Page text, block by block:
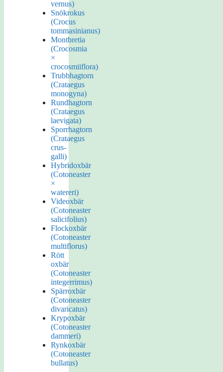
vernus)
Snökrokus
(Crocus
tommasinianus)
Montbretia
(Crocosmia
×
crocosmiiflora)
Trubbhagtorn
(Crataegus
monogyna)
Rundhagtorn
(Crataegus
laevigata)
Sporrhagtorn
(Crataegus
crus-
galli)
Hybridoxbär
(Cotoneaster
×
watereri)
Videoxbär
(Cotoneaster
salicifolius)
Flockoxbär
(Cotoneaster
multiflorus)
Rött
oxbär
(Cotoneaster
integerrimus)
Spärroxbär
(Cotoneaster
divaricatus)
Krypoxbär
(Cotoneaster
dammeri)
Rynkoxbär
(Cotoneaster
bullatus)